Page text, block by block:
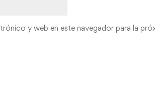
y web en este navegador para la